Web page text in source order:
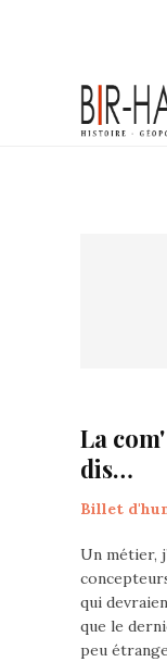
La
dis…
Billet
Un métier,
qui
que le
peu